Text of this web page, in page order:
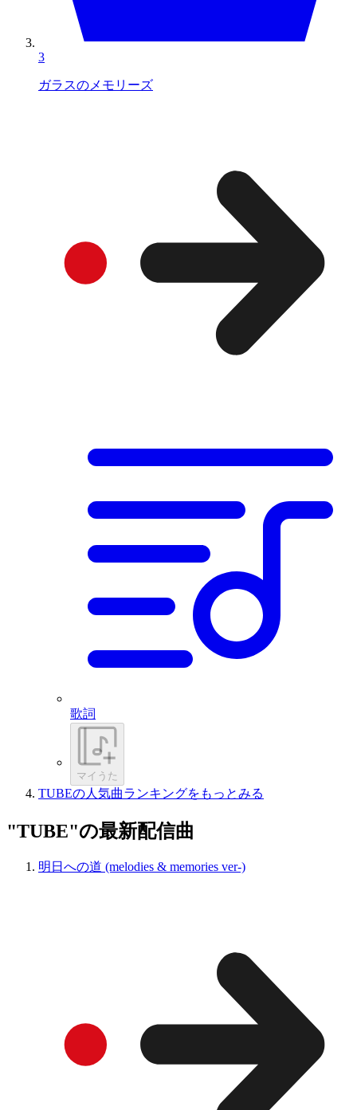
3
ガラスのメモリーズ
歌詞
マイうた
TUBEの人気曲ランキングをもっとみる
"TUBE"の最新配信曲
明日への道 (melodies & memories ver-)